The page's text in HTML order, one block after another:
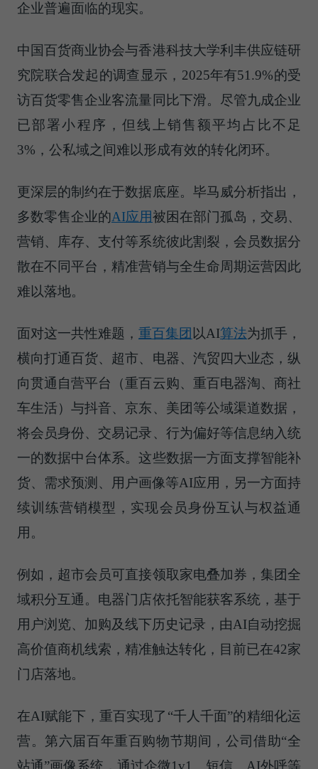
企业普遍面临的现实。
中国百货商业协会与香港科技大学利丰供应链研
究院联合发起的调查显示，2025年有51.9%的受
访百货零售企业客流量同比下滑。尽管九成企业
已部署小程序，但线上销售额平均占比不足
3%，公私域之间难以形成有效的转化闭环。
更深层的制约在于数据底座。毕马威分析指出，
多数零售企业的AI应用被困在部门孤岛，交易、
营销、库存、支付等系统彼此割裂，会员数据分
散在不同平台，精准营销与全生命周期运营因此
难以落地。
面对这一共性难题， 重百集团 以AI算法为抓手，
横向打通百货、超市、电器、汽贸四大业态，纵
向贯通自营平台（重百云购、重百电器淘、商社
车生活）与抖音、京东、美团等公域渠道数据，
将会员身份、交易记录、行为偏好等信息纳入统
一的数据中台体系。这些数据一方面支撑智能补
货、需求预测、用户画像等AI应用，另一方面持
续训练营销模型，实现会员身份互认与权益通
用。
例如，超市会员可直接领取家电叠加券，集团全
域积分互通。电器门店依托智能获客系统，基于
用户浏览、加购及线下历史记录，由AI自动挖掘
高价值商机线索，精准触达转化，目前已在42家
门店落地。
在AI赋能下，重百实现了“千人千面”的精细化运
营。第六届百年重百购物节期间，公司借助“全
站通”画像系统，通过企微1v1、短信、AI外呼等